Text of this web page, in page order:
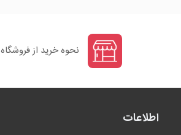
نحوه خرید از فروشگاه
اطلاعات